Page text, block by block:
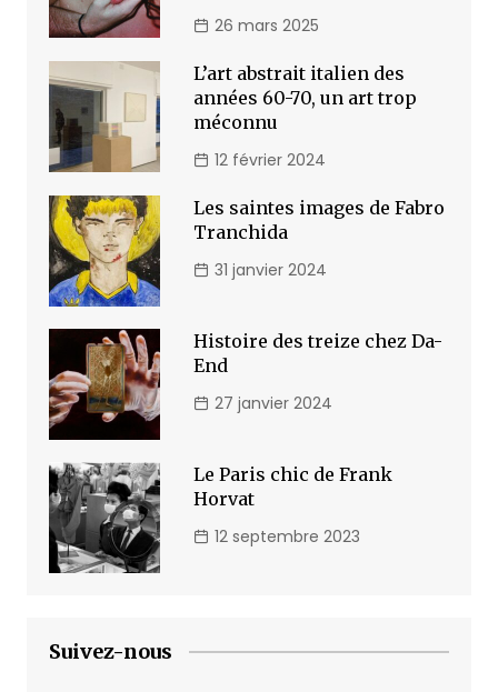
26 mars 2025
L’art abstrait italien des
années 60-70, un art trop
méconnu
12 février 2024
Les saintes images de Fabro
Tranchida
31 janvier 2024
Histoire des treize chez Da-
End
27 janvier 2024
Le Paris chic de Frank
Horvat
12 septembre 2023
Suivez-nous